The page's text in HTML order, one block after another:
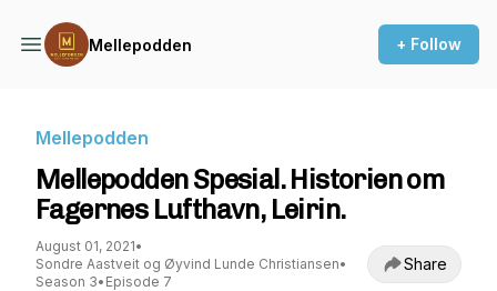
Mellepodden + Follow
Mellepodden
Mellepodden Spesial. Historien om
Fagernes Lufthavn, Leirin.
August 01, 2021•
Sondre Aastveit og Øyvind Lunde Christiansen•
Season 3• Episode 7
Share